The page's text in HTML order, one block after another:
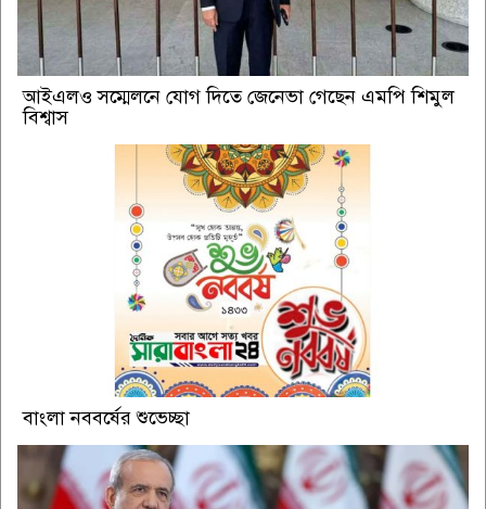
আইএলও সম্মেলনে যোগ দিতে জেনেভা গেছেন এমপি শিমুল
বিশ্বাস
বাংলা নববর্ষের শুভেচ্ছা